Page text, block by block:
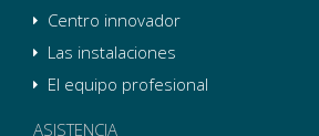
Centro innovador
Las instalaciones
El equipo profesional
ASISTENCIA